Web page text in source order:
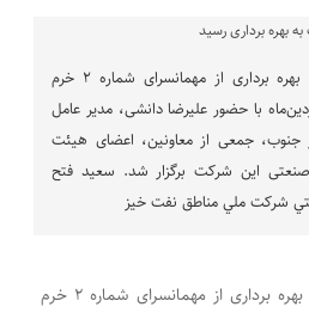
به گزارش راوی جنوب، آیین بهره برداری از مهمانسرای شماره ٢ خرم
یکشنبه ٢۶ فروردین‌ماه با حضور علیرضا دانشی، مدیر عامل
جمعی از معاونین، اعضای هیئت
این شرکت برگزار شد. سعيد فتح
شرکت ملي مناطق نفت خيز
به گزارش راوی جنوب، آیین بهره برداری از مهمانسرای شماره ٢ خرم